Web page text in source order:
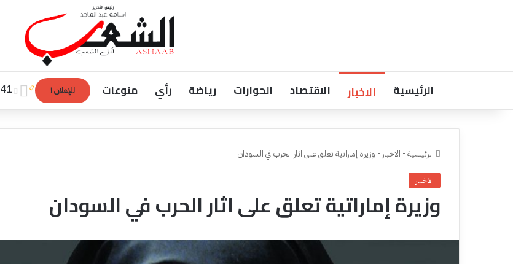
الرئيسية الاخبار الاقتصاد الحوارات رياضة رأي منوعات للإعلان ! 41
الرئيسية - الاخبار - وزيرة إماراتية تعلق على اثار الحرب في السودان
الاخبار
وزيرة إماراتية تعلق على اثار الحرب في السودان